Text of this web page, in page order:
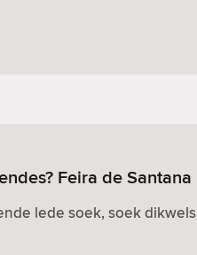
Feira de Santana
lede soek, soek dikwels